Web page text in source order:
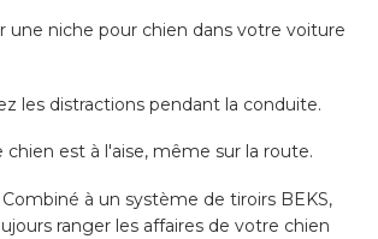
une niche pour chien dans votre voiture
les distractions pendant la conduite.
chien est à l'aise, même sur la route.
à un système de tiroirs BEKS,
ranger les affaires de votre chien